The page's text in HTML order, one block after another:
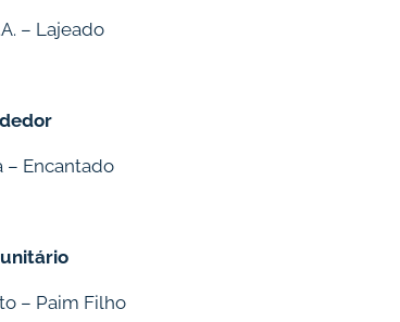
– Lajeado
– Encantado
– Paim Filho